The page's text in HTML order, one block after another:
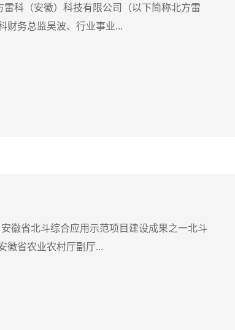
科（安徽）科技有限公司（以下简称北方雷
财务总监吴波、行业事业...
徽省北斗综合应用示范项目建设成果之一北斗
徽省农业农村厅副厅...